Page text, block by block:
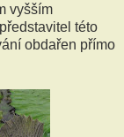
vyšším
této
obdařen přímo